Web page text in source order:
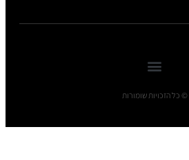
כל הזכויות שומורות